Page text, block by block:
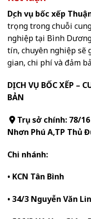
Dịch vụ bốc xếp
trọng trong chuỗi
nghiệp tại Bình
tín, chuyên nghiệp sẽ
gian, chi phí và đảm
DỊCH VỤ BỐC XẾP –
BẢN
Trụ sở chính: 78/
Nhơn Phú A,TP Thủ
Chi nhánh:
• KCN Tân Bình
• 34/3 Nguyễn Văn